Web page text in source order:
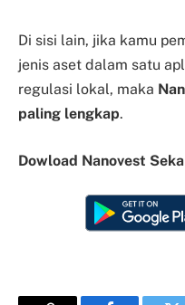
Di sisi lain, jika kamu
jenis aset dalam satu
regulasi lokal, maka
paling lengkap.
Dowload Nanovest